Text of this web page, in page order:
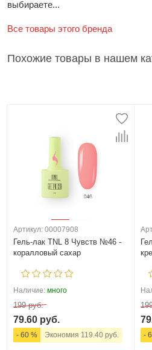
выбираете...
Все товары этого бренда
Похожие товары в нашем
Артикул: 00007908
Гель-лак TNL 8 Чувств №46 -
коралловый сахар
Наличие: много
199 руб.
79.60 руб.
- 60 % Экономия 119.40 руб. -